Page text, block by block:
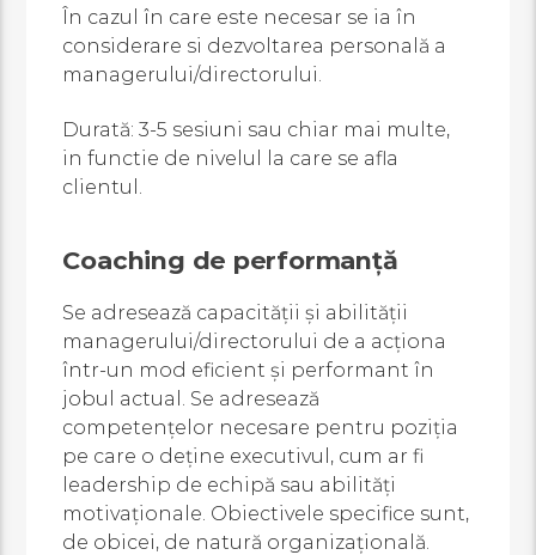
În cazul în care este necesar se ia în
considerare si dezvoltarea personală a
managerului/directorului.
Durată: 3-5 sesiuni sau chiar mai multe,
in functie de nivelul la care se afla
clientul.
Coaching de performanță
Se adresează capacității și abilității
managerului/directorului de a acționa
într-un mod eficient și performant în
jobul actual. Se adresează
competențelor necesare pentru poziția
pe care o deține executivul, cum ar fi
leadership de echipă sau abilități
motivaționale. Obiectivele specifice sunt,
de obicei, de natură organizațională.